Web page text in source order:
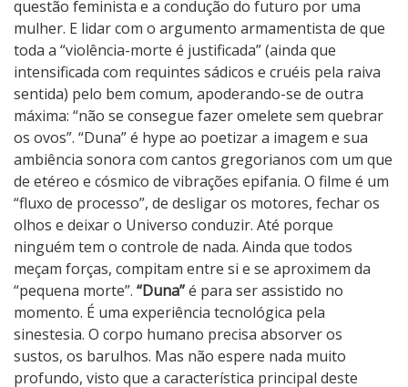
questão feminista e a condução do futuro por uma
mulher. E lidar com o argumento armamentista de que
toda a “violência-morte é justificada” (ainda que
intensificada com requintes sádicos e cruéis pela raiva
sentida) pelo bem comum, apoderando-se de outra
máxima: “não se consegue fazer omelete sem quebrar
os ovos”. “Duna” é hype ao poetizar a imagem e sua
ambiência sonora com cantos gregorianos com um que
de etéreo e cósmico de vibrações epifania. O filme é um
“fluxo de processo”, de desligar os motores, fechar os
olhos e deixar o Universo conduzir. Até porque
ninguém tem o controle de nada. Ainda que todos
meçam forças, compitam entre si e se aproximem da
“pequena morte”. “Duna”é para ser assistido no
momento. É uma experiência tecnológica pela
sinestesia. O corpo humano precisa absorver os
sustos, os barulhos. Mas não espere nada muito
profundo, visto que a característica principal deste